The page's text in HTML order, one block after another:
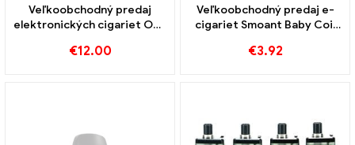
Veľkoobchodný predaj
elektronických cigariet OBS
€12.00
Veľkoobchodný predaj e-
cigariet Smoant Baby Coil
€3.92